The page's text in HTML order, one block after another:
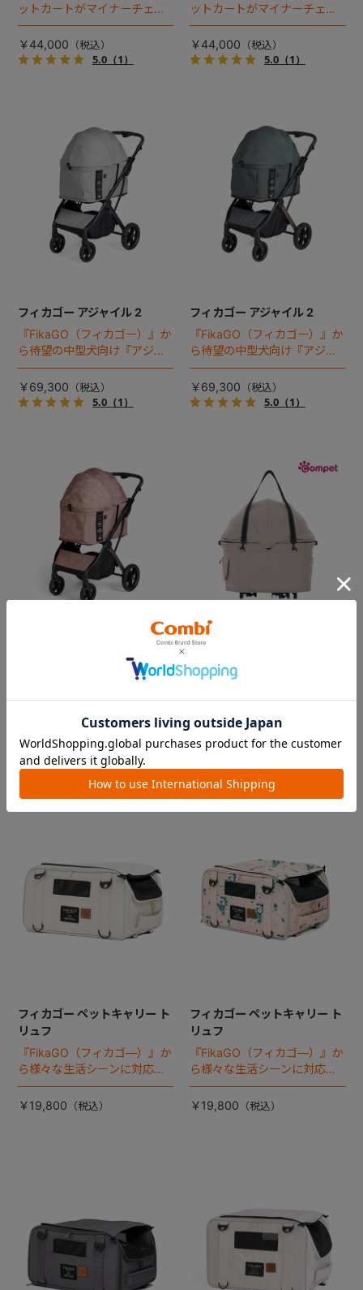
ットカートがマイナーチェン
ジ！
￥44,000
5.0（1）
ットカートがマイナーチェン
ジ！
￥44,000
5.0（1）
フィカゴー アジャイル 2
『FikaGO（フィカゴー）』か
ら待望の中型犬向け『アジャ
イル２』 登場！耐荷重30kg
で、しかも1秒・自動収納機能
搭載！！
￥69,300
5.0（1）
フィカゴー アジャイル 2
『FikaGO（フィカゴー）』か
ら待望の中型犬向け『アジャ
イル２』 登場！耐荷重30kg
で、しかも1秒・自動収納機能
搭載！！
￥69,300
5.0（1）
フィカゴー アジャイル 2
『FikaGO（フィカゴー）』か
で、しかも1秒・自動収納機能
搭載！！
5.0（1）
ユニット
リー部単品が登場！
￥26,400
フィカゴー ペットキャリー ト
リュフ
『FikaGO（フィカゴ―）』か
ら様々な生活シーンに対応す
る猫＆超小型犬用 ペットキャ
リー 『トリュフ』 登場！
￥19,800
フィカゴー ペットキャリー ト
リュフ
『FikaGO（フィカゴ―）』か
ら様々な生活シーンに対応す
る猫＆超小型犬用 ペットキャ
リー 『トリュフ』 登場！
￥19,800